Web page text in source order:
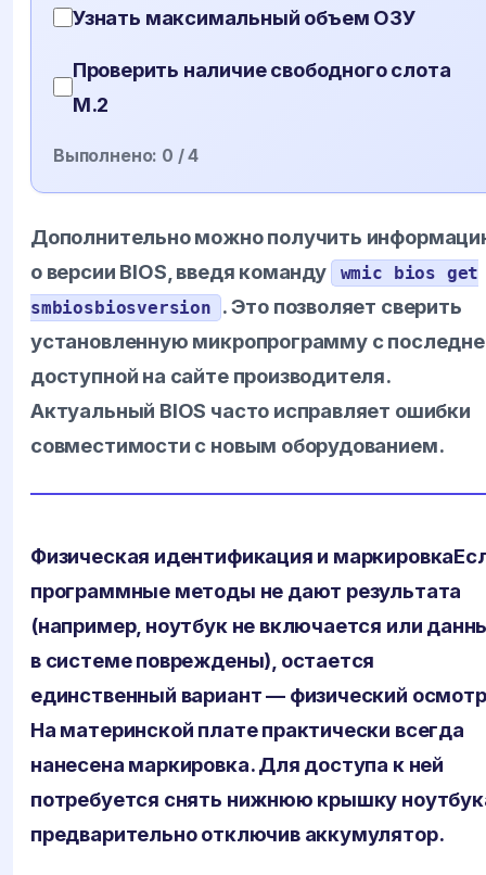
Узнать максимальный объем ОЗУ
Проверить наличие свободного слота
M.2
Выполнено: 0 / 4
Дополнительно можно получить
о версии BIOS, введя команду
wmic bios get
smbiosbiosversion
. Это позволяет сверить
установленную микропрограмму с
доступной на сайте производителя.
Актуальный BIOS часто исправляет ошибки
совместимости с новым оборудованием.
Физическая идентификация и маркировка
программные методы не дают результата
(например, ноутбук не включается или
в системе повреждены), остается
единственный вариант — физический
На материнской плате практически всегда
нанесена маркировка. Для доступа к ней
потребуется снять нижнюю крышку
предварительно отключив аккумулятор.